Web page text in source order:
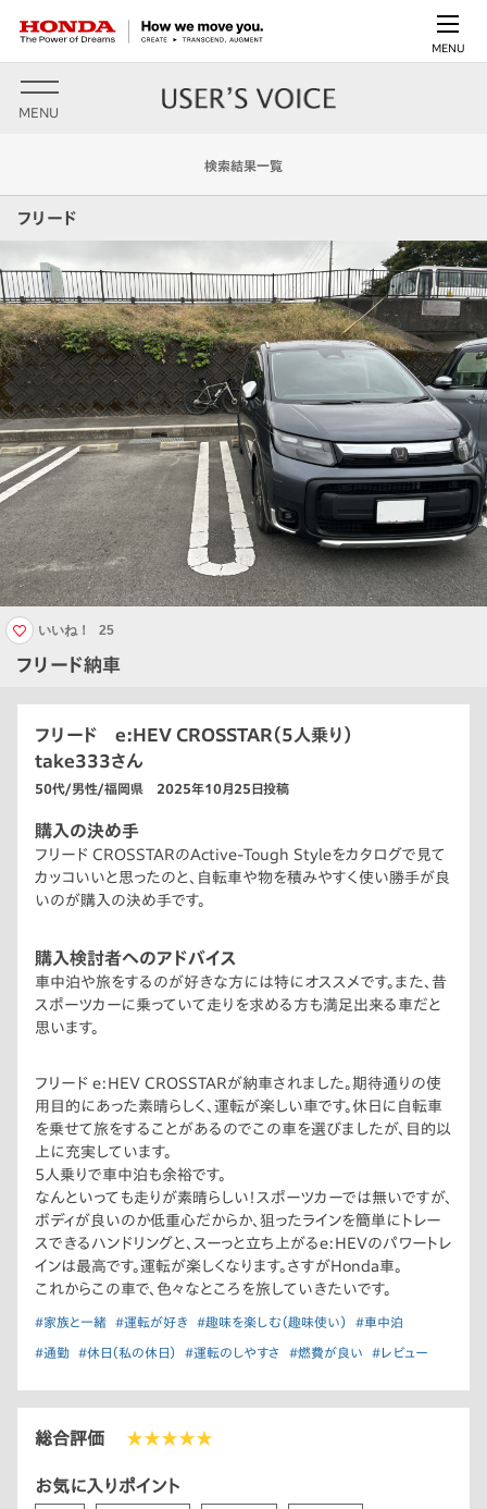
MENU
MENU
検索結果一覧
フリード
フリード納車
いいね！ 25
フリード e:HEV CROSSTAR（5人乗り）
take333さん
50代/男性/福岡県 2025年10月25日投稿
購入の決め手
フリード CROSSTARのActive-Tough Styleをカタログで見て
カッコいいと思ったのと、自転車や物を積みやすく使い勝手が良
いのが購入の決め手です。
購入検討者へのアドバイス
車中泊や旅をするのが好きな方には特にオススメです。また、昔
スポーツカーに乗っていて走りを求める方も満足出来る車だと
思います。
フリード e:HEV CROSSTARが納車されました。期待通りの使
用目的にあった素晴らしく、運転が楽しい車です。休日に自転車
を乗せて旅をすることがあるのでこの車を選びましたが、目的以
上に充実しています。
5人乗りで車中泊も余裕です。
なんといっても走りが素晴らしい！スポーツカーでは無いですが、
ボディが良いのか低重心だからか、狙ったラインを簡単にトレー
スできるハンドリングと、スーっと立ち上がるe:HEVのパワートレ
インは最高です。運転が楽しくなります。さすがHonda車。
これからこの車で、色々なところを旅していきたいです。
#家族と一緒 #運転が好き #趣味を楽しむ（趣味使い） #車中泊
#通勤 #休日（私の休日） #運転のしやすさ #燃費が良い #レビュー
総合評価 ★★★★★
お気に入りポイント